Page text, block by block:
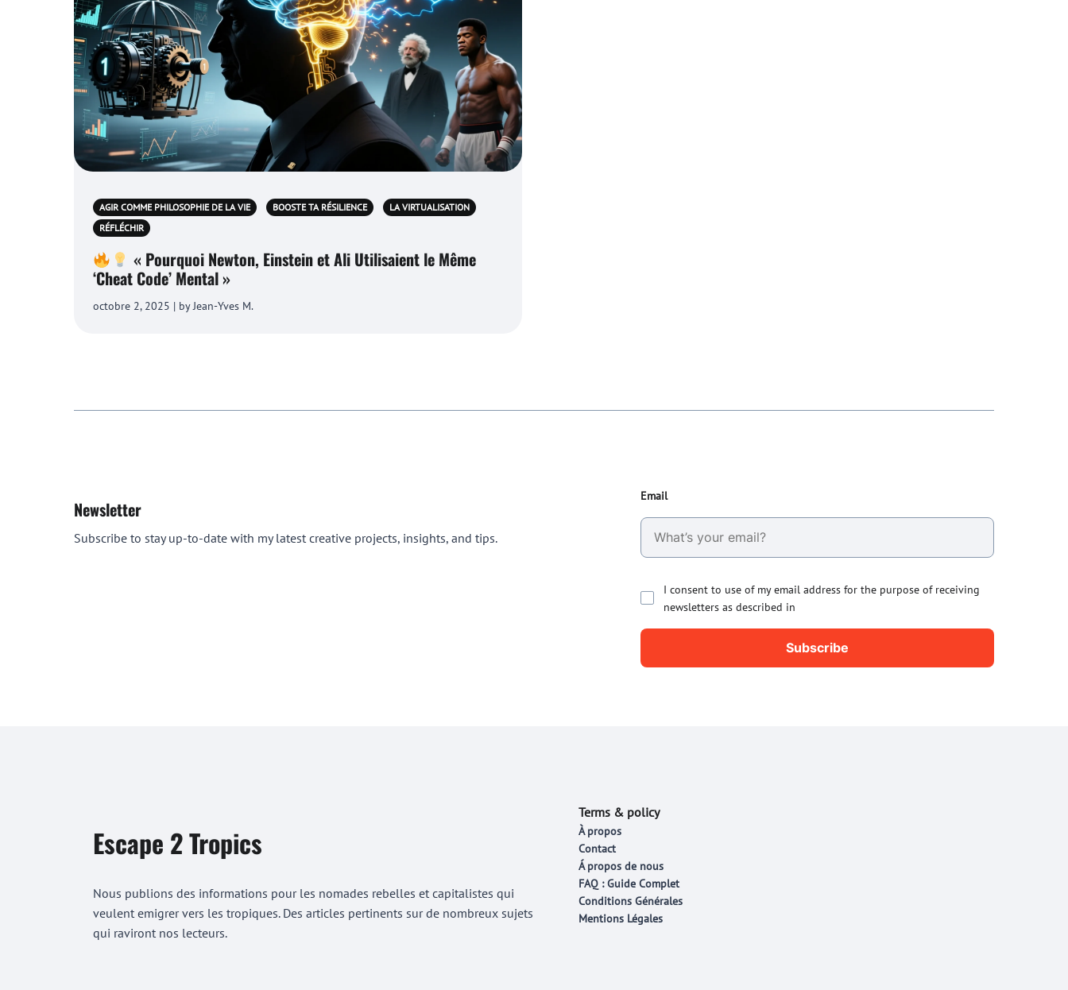
AGIR COMME PHILOSOPHIE DE LA VIE BOOSTE TA RÉSILIENCE
LA VIRTUALISATION
RÉFLÉCHIR
« Pourquoi Newton, Einstein et Ali Utilisaient le Même
‘Cheat Code’ Mental »
octobre 2, 2025 | by Jean-Yves M.
Newsletter
Subscribe to stay up-to-date with my latest creative projects, insights, and tips.
Email
I consent to use of my email address for the purpose of receiving
newsletters as described in
Escape 2 Tropics
Nous publions des informations pour les nomades rebelles et capitalistes qui
veulent emigrer vers les tropiques. Des articles pertinents sur de nombreux sujets
qui raviront nos lecteurs.
Terms & policy
À propos
Contact
Á propos de nous
FAQ : Guide Complet
Conditions Générales
Mentions Légales